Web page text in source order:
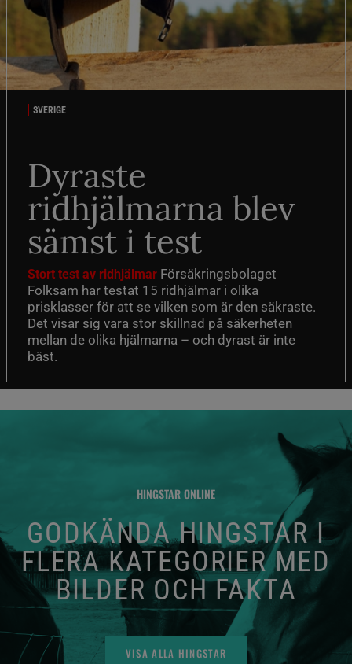
SVERIGE
Dyraste
ridhjälmarna blev
sämst i test
Stort test av ridhjälmar Försäkringsbolaget
Folksam har testat 15 ridhjälmar i olika
prisklasser för att se vilken som är den säkraste.
Det visar sig vara stor skillnad på säkerheten
mellan de olika hjälmarna – och dyrast är inte
bäst.
HINGSTAR ONLINE
GODKÄNDA HINGSTAR I
FLERA KATEGORIER MED
BILDER OCH FAKTA
VISA ALLA HINGSTAR